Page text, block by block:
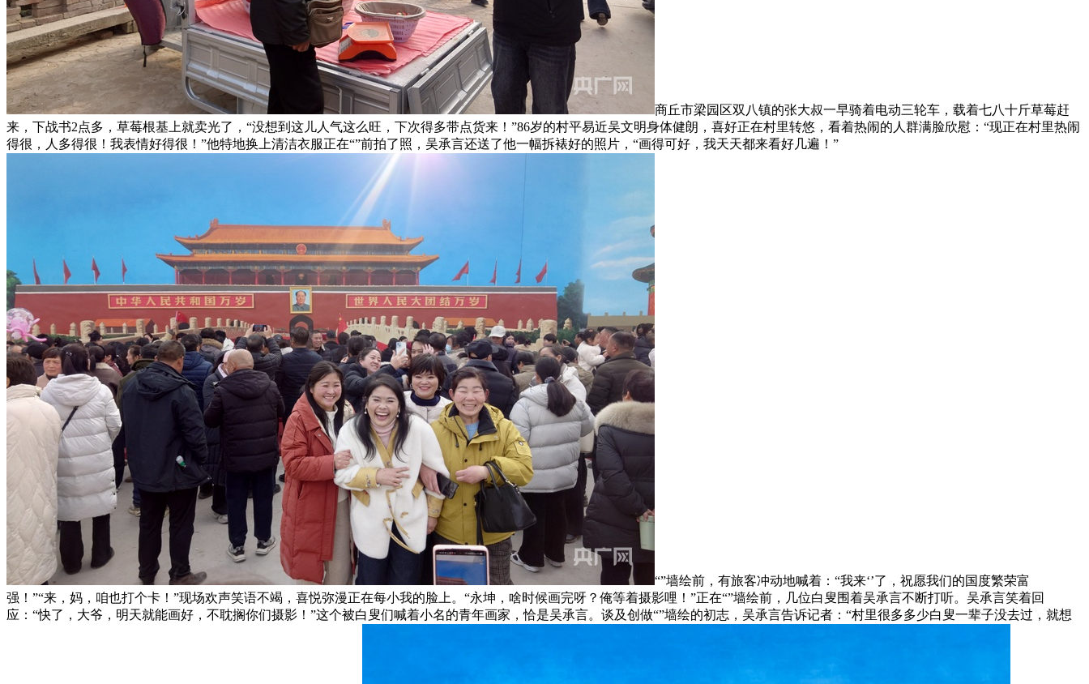
商丘市梁园区双八镇的张大叔一早骑着电动三轮车，载着七八十斤草莓赶
来，下战书2点多，草莓根基上就卖光了，“没想到这儿人气这么旺，下次得多带点货来！”86岁的村平易近吴文明身体健朗，喜好正在村里转悠，看着热闹的人群满脸欣慰：“现正在村里热闹
得很，人多得很！我表情好得很！”他特地换上清洁衣服正在“”前拍了照，吴承言还送了他一幅拆裱好的照片，“画得可好，我天天都来看好几遍！”
“”墙绘前，有旅客冲动地喊着：“我来‘’了，祝愿我们的国度繁荣富
强！”“来，妈，咱也打个卡！”现场欢声笑语不竭，喜悦弥漫正在每小我的脸上。“永坤，啥时候画完呀？俺等着摄影哩！”正在“”墙绘前，几位白叟围着吴承言不断打听。吴承言笑着回
应：“快了，大爷，明天就能画好，不耽搁你们摄影！”这个被白叟们喊着小名的青年画家，恰是吴承言。谈及创做“”墙绘的初志，吴承言告诉记者：“村里很多多少白叟一辈子没去过，就想